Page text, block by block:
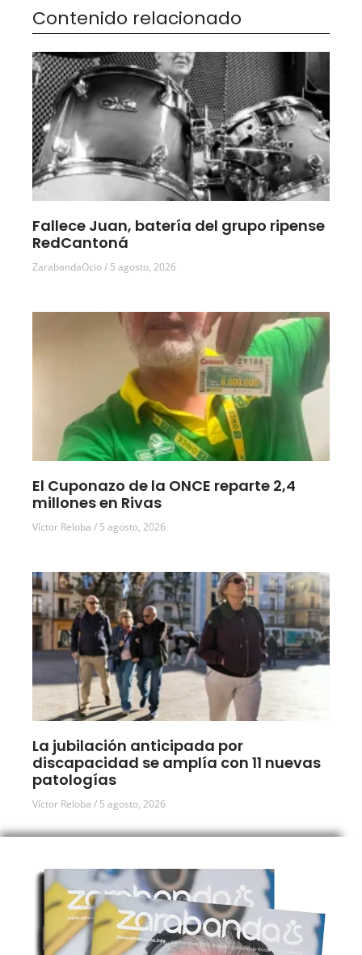
Contenido relacionado
Fallece Juan, batería del grupo ripense
RedCantoná
ZarabandaOcio 5 agosto, 2026
El Cuponazo de la ONCE reparte 2,4
millones en Rivas
Víctor Reloba 5 agosto, 2026
La jubilación anticipada por
discapacidad se amplía con 11 nuevas
patologías
Víctor Reloba 5 agosto, 2026